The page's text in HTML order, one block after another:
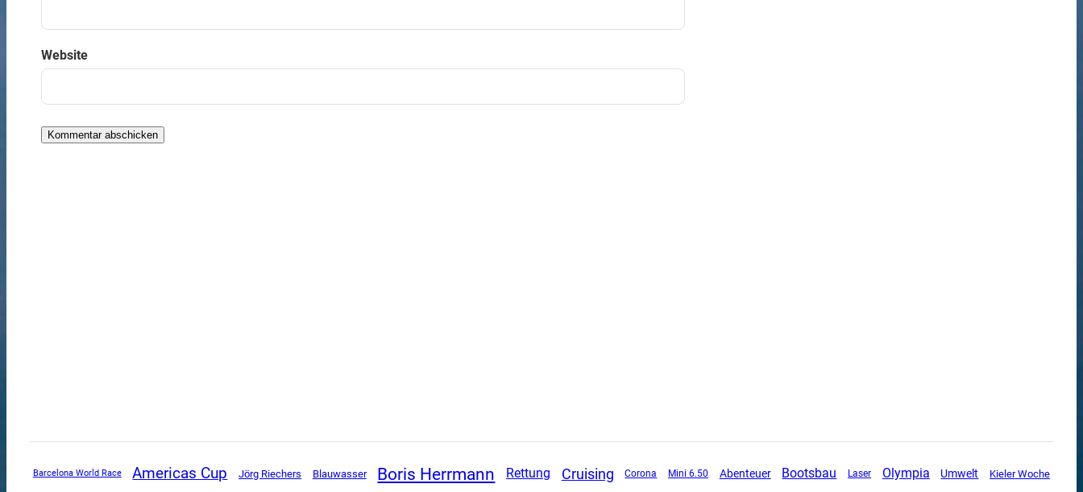
Website
Barcelona World Race Americas Cup Jörg Riechers Blauwasser Boris Herrmann Rettung Cruising Corona Mini 6.50 Abenteuer Bootsbau Laser Olympia Umwelt Kieler Woche